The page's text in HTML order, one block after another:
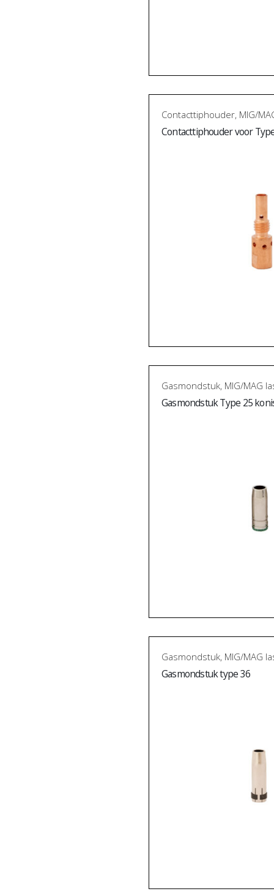
Contacttiphouder, MIG/
Contacttiphouder voor
Gasmondstuk, MIG/MAG
Gasmondstuk Type 25
Gasmondstuk, MIG/MAG
Gasmondstuk type 36